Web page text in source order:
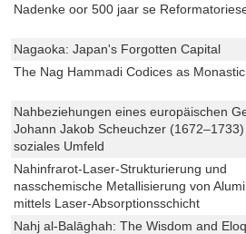
Nadenke oor 500 jaar se
Nagaoka: Japan's Forgotten Capital
The Nag Hammadi Codices as
Nahbeziehungen eines europäischen
Johann Jakob Scheuchzer
soziales Umfeld
Nahinfrarot-Laser-Strukturierung und
nasschemische Metallisierung von
mittels Laser-Absorptionsschicht
Nahj al-Balāghah: The Wisdom and